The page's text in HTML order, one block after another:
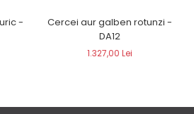
-
Cercei aur galben rotunzi -
DA12
1.327,00 Lei